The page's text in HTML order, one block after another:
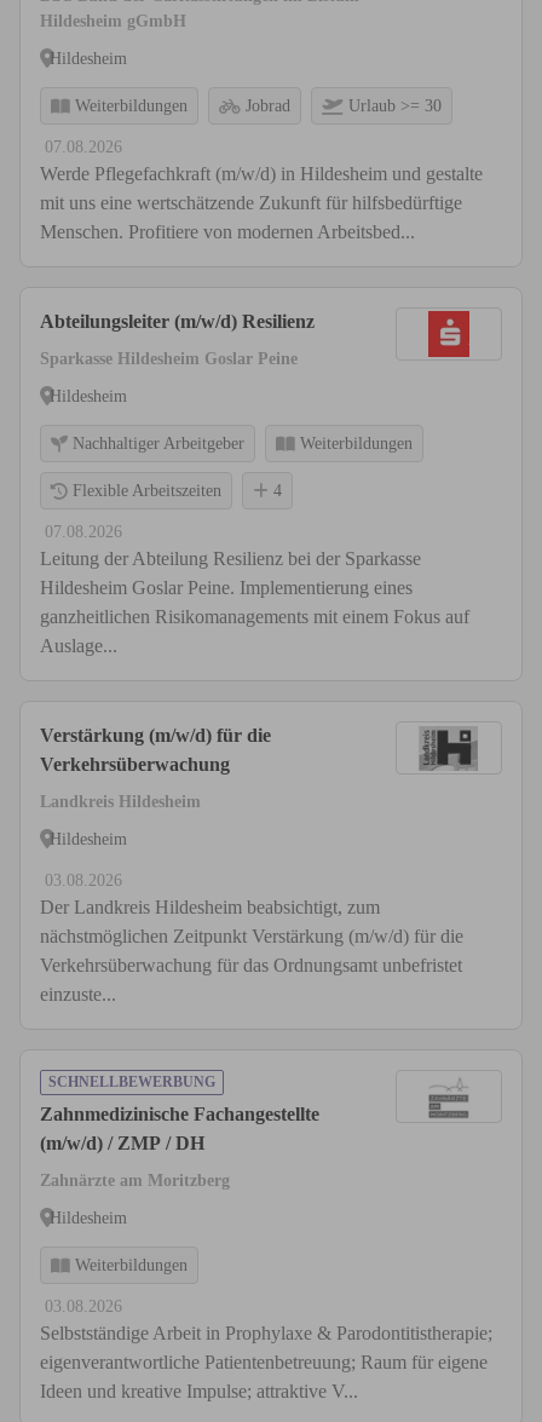
Hildesheim gGmbH
Hildesheim
Weiterbildungen Jobrad Urlaub >= 30
07.08.2026
Werde Pflegefachkraft (m/w/d) in Hildesheim und gestalte
mit uns eine wertschätzende Zukunft für hilfsbedürftige
Menschen. Profitiere von modernen Arbeitsbed...
Abteilungsleiter (m/w/d) Resilienz
Sparkasse Hildesheim Goslar Peine
Hildesheim
Nachhaltiger Arbeitgeber Weiterbildungen
Flexible Arbeitszeiten 4
07.08.2026
Leitung der Abteilung Resilienz bei der Sparkasse
Hildesheim Goslar Peine. Implementierung eines
ganzheitlichen Risikomanagements mit einem Fokus auf
Auslage...
Verstärkung (m/w/d) für die
Verkehrsüberwachung
Landkreis Hildesheim
Hildesheim
03.08.2026
Der Landkreis Hildesheim beabsichtigt, zum
nächstmöglichen Zeitpunkt Verstärkung (m/w/d) für die
Verkehrsüberwachung für das Ordnungsamt unbefristet
einzuste...
SCHNELLBEWERBUNG
Zahnmedizinische Fachangestellte
(m/w/d) / ZMP / DH
Zahnärzte am Moritzberg
Hildesheim
Weiterbildungen
03.08.2026
Selbstständige Arbeit in Prophylaxe & Parodontitistherapie;
eigenverantwortliche Patientenbetreuung; Raum für eigene
Ideen und kreative Impulse; attraktive V...